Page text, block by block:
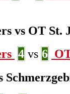
vs OT St.
4 vs 6